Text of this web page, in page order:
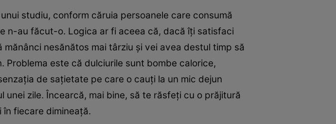
studiu, conform căruia persoanele care consumă
n-au făcut-o. Logica ar fi aceea că, dacă îţi satisfaci
nesănătos mai târziu şi vei avea destul timp să
Problema este că dulciurile sunt bombe calorice,
de saţietate pe care o cauţi la un mic dejun
zile. Încearcă, mai bine, să te răsfeţi cu o prăjitură
în fiecare dimineaţă.